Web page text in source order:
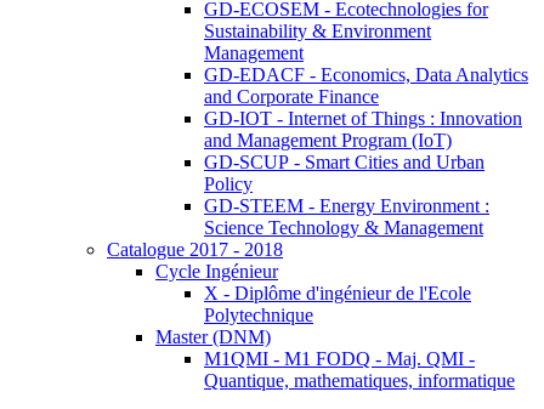
GD-ECOSEM - Ecotechnologies for
Sustainability & Environment
Management
GD-EDACF - Economics, Data Analytics
and Corporate Finance
GD-IOT - Internet of Things : Innovation
and Management Program (IoT)
GD-SCUP - Smart Cities and Urban
Policy
GD-STEEM - Energy Environment :
Science Technology & Management
Catalogue 2017 - 2018
Cycle Ingénieur
X - Diplôme d'ingénieur de l'Ecole
Polytechnique
Master (DNM)
M1QMI - M1 FODQ - Maj. QMI -
Quantique, mathematiques, informatique